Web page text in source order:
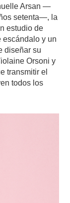
Arsan —
setenta—, la
estudio de
escándalo y un
diseñar su
Orsoni y
transmitir el
todos los